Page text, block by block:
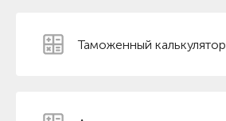
Таможенный калькулятор